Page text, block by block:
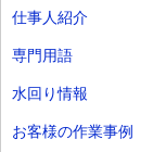
仕事人紹介
専門用語
水回り情報
お客様の作業事例